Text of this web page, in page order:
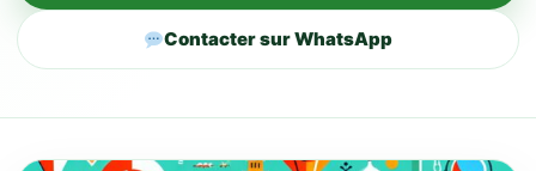
Contacter sur WhatsApp